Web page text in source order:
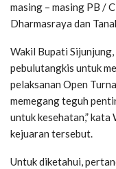
masing – masing PB /
Dharmasraya dan
Wakil Bupati
pebulutangkis untuk
pelaksanan Open
memegang teguh
untuk kesehatan,” kata
kejuaran tersebut.
Untuk diketahui,